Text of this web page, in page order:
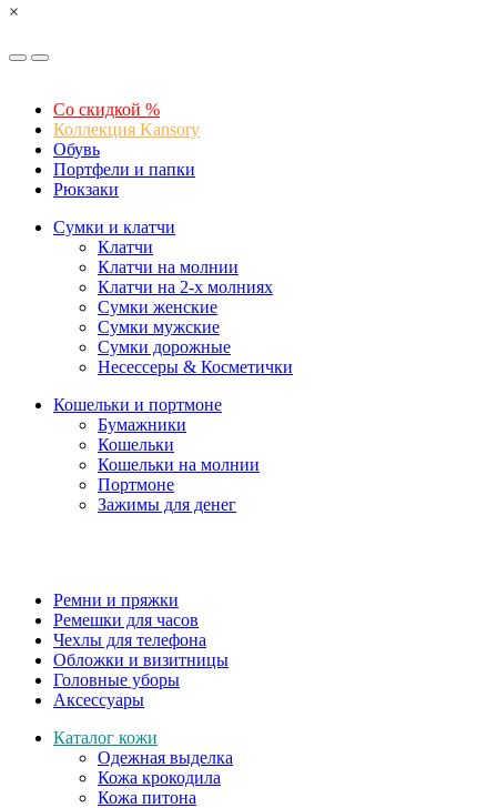
×
Со скидкой %
Коллекция Kansory
Обувь
Портфели и папки
Рюкзаки
Сумки и клатчи
Клатчи
Клатчи на молнии
Клатчи на 2-х молниях
Сумки женские
Сумки мужские
Сумки дорожные
Несессеры & Косметички
Кошельки и портмоне
Бумажники
Кошельки
Кошельки на молнии
Портмоне
Зажимы для денег
Ремни и пряжки
Ремешки для часов
Чехлы для телефона
Обложки и визитницы
Головные уборы
Аксессуары
Каталог кожи
Одежная выделка
Кожа крокодила
Кожа питона